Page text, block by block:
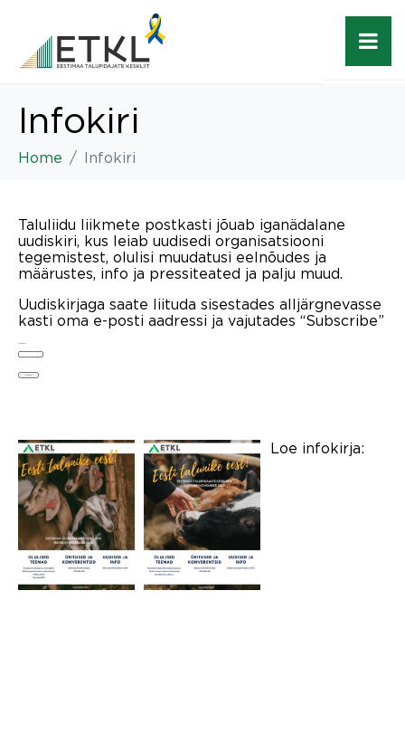
Infokiri
Home Infokiri
Taluliidu liikmete postkasti jõuab iganädalane
uudiskiri, kus leiab uudisedi organisatsiooni
tegemistest, olulisi muudatusi eelnõudes ja
määrustes, info ja pressiteated ja palju muud.
Uudiskirjaga saate liituda sisestades alljärgnevasse
kasti oma e-posti aadressi ja vajutades “Subscribe”
Loe infokirja: